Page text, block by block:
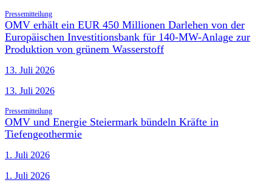
Pressemitteilung
OMV erhält ein EUR 450 Millionen Darlehen von der
Europäischen Investitionsbank für 140-MW-Anlage zur
Produktion von grünem Wasserstoff
13. Juli 2026
13. Juli 2026
Pressemitteilung
OMV und Energie Steiermark bündeln Kräfte in
Tiefengeothermie
1. Juli 2026
1. Juli 2026